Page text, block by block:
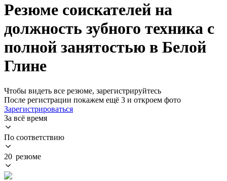
Резюме соискателей на
должность зубного техника с
полной занятостью в Белой
Глине
Чтобы видеть все резюме, зарегистрируйтесь
После регистрации покажем ещё 3 и откроем фото
Зарегистрироваться
За всё время
По соответствию
20 резюме